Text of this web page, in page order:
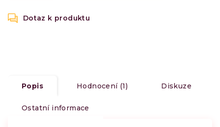
Popis Hodnocení (1) Diskuze
Ostatní informace